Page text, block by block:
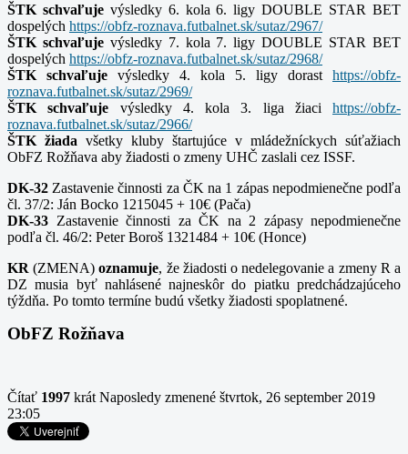
ŠTK schvaľujevýsledky 6. kola 6. ligy DOUBLE STAR BET
dospelých https://obfz-roznava.futbalnet.sk/sutaz/2967/
ŠTK schvaľujevýsledky 7. kola 7. ligy DOUBLE STAR BET
dospelých https://obfz-roznava.futbalnet.sk/sutaz/2968/
ŠTK schvaľuje výsledky 4. kola 5. ligy dorast https://obfz-
roznava.futbalnet.sk/sutaz/2969/
ŠTK schvaľuje výsledky 4. kola 3. liga žiaci https://obfz-
roznava.futbalnet.sk/sutaz/2966/
ŠTK žiada všetky kluby štartujúce v mládežníckych súťažiach
ObFZ Rožňava aby žiadosti o zmeny UHČ zaslali cez ISSF.
DK-32 Zastavenie činnosti za ČK na 1 zápas nepodmienečne podľa
čl. 37/2: Ján Bocko 1215045 + 10€ (Pača)
DK-33 Zastavenie činnosti za ČK na 2 zápasy nepodmienečne
podľa čl. 46/2: Peter Boroš 1321484 + 10€ (Honce)
KR (ZMENA)oznamuje, že žiadosti o nedelegovanie a zmeny R a
DZ musia byť nahlásené najneskôr do piatku predchádzajúceho
týždňa. Po tomto termíne budú všetky žiadosti spoplatnené.
ObFZ Rožňava
Čítať 1997 krát Naposledy zmenené štvrtok, 26 september 2019
23:05